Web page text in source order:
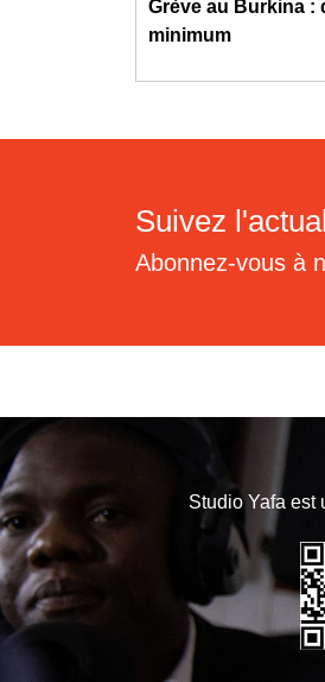
Grève au Burkina :
minimum
Suivez
Abonnez-vous à
Studio Yafa est